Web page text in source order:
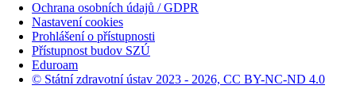
Ochrana osobních údajů / GDPR
Nastavení cookies
Prohlášení o přístupnosti
Přístupnost budov SZÚ
Eduroam
© Státní zdravotní ústav 2023 - 2026, CC BY-NC-ND 4.0